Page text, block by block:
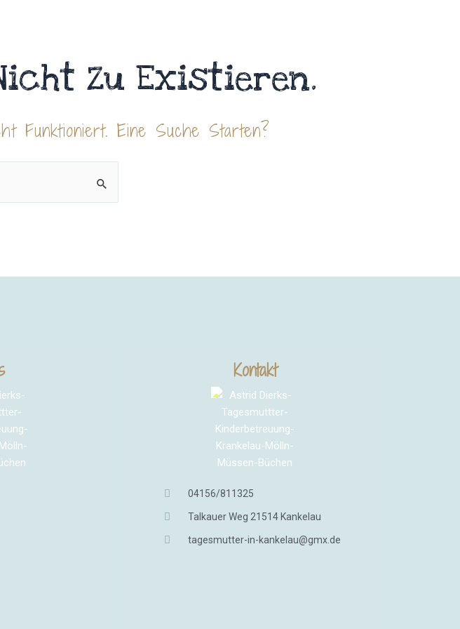
Zu Existieren.
Funktioniert. Eine Suche Starten?
Kontakt
04156/811325
Talkauer Weg 21514 Kankelau
tagesmutter-in-kankelau@gmx.de